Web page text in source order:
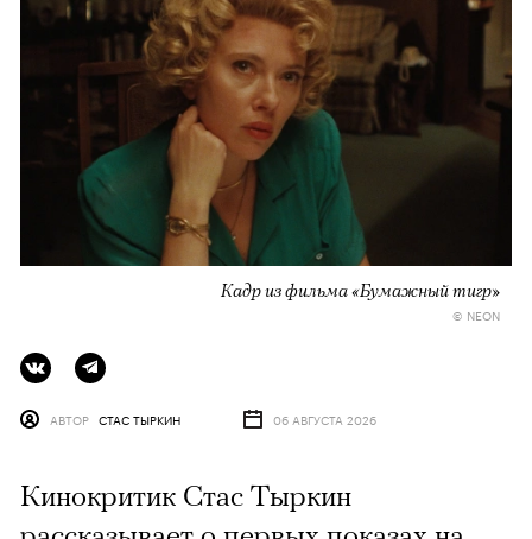
Кадр из фильма «Бумажный тигр»
© NEON
АВТОР СТАС ТЫРКИН 06 АВГУСТА 2026
Кинокритик Стас Тыркин